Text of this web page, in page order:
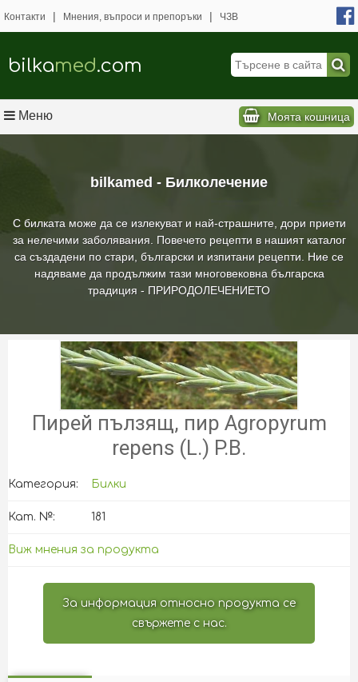
bilkamed - Билколечение
С билката може да се излекуват и най-страшните, дори приети
за нелечими заболявания. Повечето рецепти в нашият каталог
са създадени по стари, български и изпитани рецепти. Ние се
надяваме да продължим тази многовековна българска
традиция - ПРИРОДОЛЕЧЕНИЕТО
Контакти | Мнения, въпроси и препоръки | ЧЗВ
bilkamed.com
Меню Моята кошница
Пирей пълзящ, пир Agropyrum
repens (L.) P.B.
Категория: Билки
Кат. №: 181
Виж мнения за продукта
За информация относно продукта се
свържете с нас.